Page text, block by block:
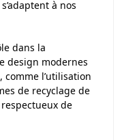
à nos
dans la
design modernes
l’utilisation
de recyclage de
de